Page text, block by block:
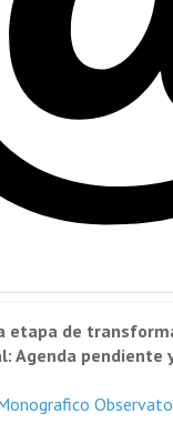
etapa de
Agenda pendiente